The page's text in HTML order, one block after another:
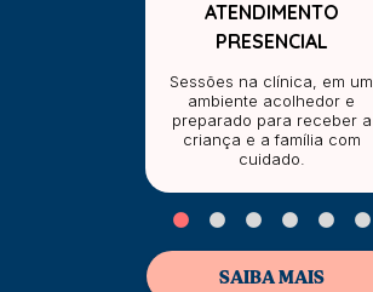
ATENDIMENTO
PRESENCIAL
Sessões na clínica, em um
ambiente acolhedor e
preparado para receber a
criança e a família com
cuidado.
SAIBA MAIS